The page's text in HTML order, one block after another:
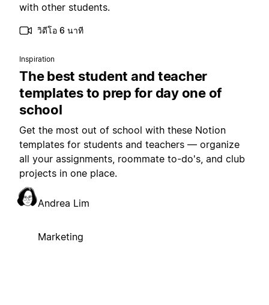
with other students.
วิดีโอ 6 นาที
Inspiration
The best student and teacher
templates to prep for day one of
school
Get the most out of school with these Notion
templates for students and teachers — organize
all your assignments, roommate to-do's, and club
projects in one place.
Andrea Lim
Marketing